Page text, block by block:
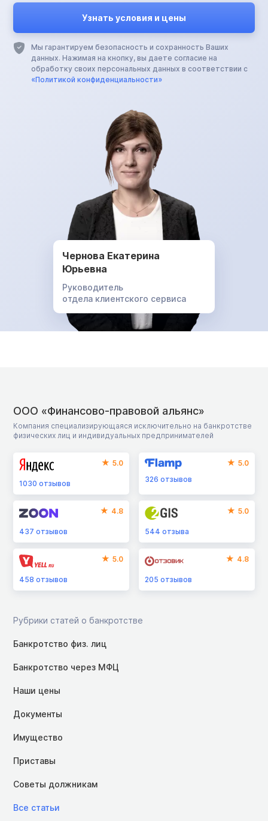
Мы гарантируем безопасность и сохранность Ваших
данных. Нажимая на кнопку, вы даете согласие на
обработку своих персональных данных в соответствии с
«Политикой конфиденциальности»
Чернова Екатерина
Юрьевна
Руководитель
отдела клиентского сервиса
ООО «Финансово-правовой альянс»
Компания специализирующаяся исключительно на банкротстве
физических лиц и индивидуальных предпринимателей
5.0
1030 отзывов
5.0
326отзывов
4.8
437 отзывов
5.0
544отзыва
5.0
458 отзывов
4.8
205отзывов
Рубрики статей о банкротстве
Банкротство физ. лиц
Банкротство через МФЦ
Наши цены
Документы
Имущество
Приставы
Советы должникам
Все статьи